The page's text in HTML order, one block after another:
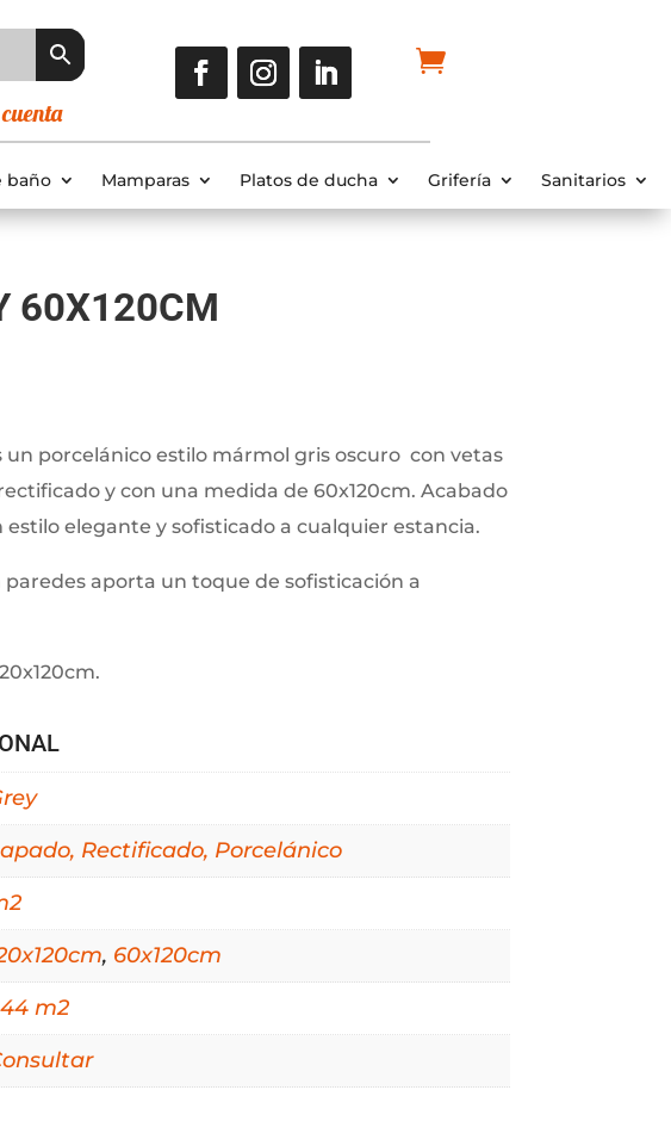
baño Mamparas Platos de ducha Grifería Sanitarios
60X120CM
un porcelánico estilo mármol gris oscuro con vetas
y con una medida de 60x120cm. Acabado
estilo elegante y sofisticado a cualquier estancia.
paredes aporta un toque de sofisticación a
Rectificado, Porcelánico
, 60x120cm
m2